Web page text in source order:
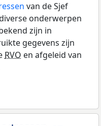
van de Sjef
onderwerpen
zijn in
gegevens zijn
RVO en afgeleid van